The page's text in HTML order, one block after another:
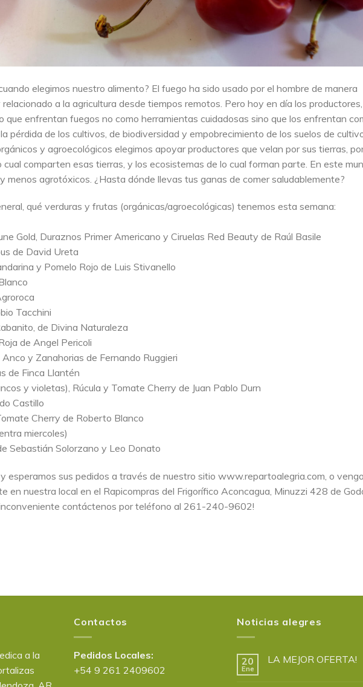
elegimos nuestro alimento? El fuego ha sido usado por el hombre de manera
a la agricultura desde tiempos remotos. Pero hoy en día los productores,
que enfrentan fuegos no como herramientas cuidadosas sino que los enfrentan
pérdida de los cultivos, de biodiversidad y empobrecimiento de los suelos de
y agroecológicos elegimos apoyar productores que velan por sus tierras,
cual comparten esas tierras, y los ecosistemas de lo cual forman parte. En este
menos agrotóxicos. ¿Hasta dónde llevas tus ganas de comer saludablemente?
qué verduras y frutas (orgánicas/agroecológicas) tenemos esta semana:
Gold, Duraznos Primer Americano y Ciruelas Red Beauty de Raúl Basile
de David Ureta
y Pomelo Rojo de Luis Stivanello
Tacchini
de Divina Naturaleza
de Angel Pericoli
y Zanahorias de Fernando Ruggieri
de Finca Llantén
y violetas), Rúcula y Tomate Cherry de Juan Pablo Durn
Castillo
Cherry de Roberto Blanco
miercoles)
Sebastián Solorzano y Leo Donato
esperamos sus pedidos a través de nuestro sitio www.repartoalegria.com, o
en nuestra local en el Rapicompras del Frigorífico Aconcagua, Minuzzi 428 de
contáctenos por teléfono al 261-240-9602!
a la
Contactos
Pedidos Locales:
+54 9 261 2409602
Noticias alegres
20
Ene
LA MEJOR OFERTA!